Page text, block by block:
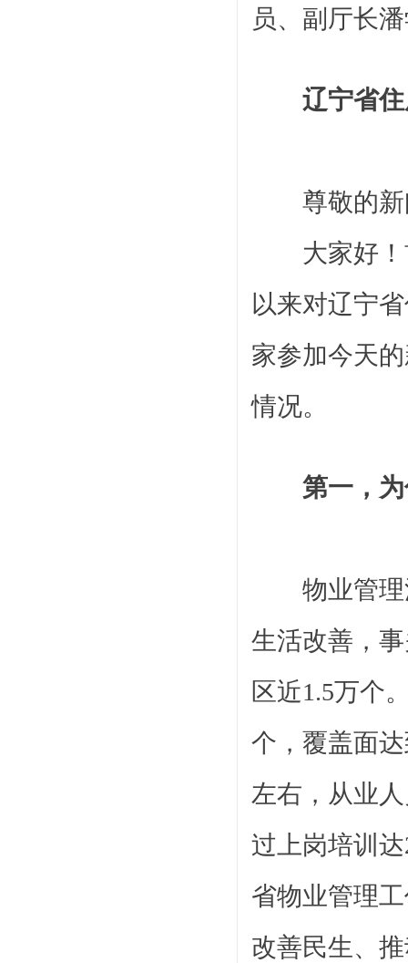
员、副厅长
辽宁省
尊敬的
大家好！
以来对辽宁
家参加今天
情况。
第一，为
物业管理
生活改善，
区近1.5万个
个，覆盖面
左右，从业
过上岗培训
省物业管理
改善民生、